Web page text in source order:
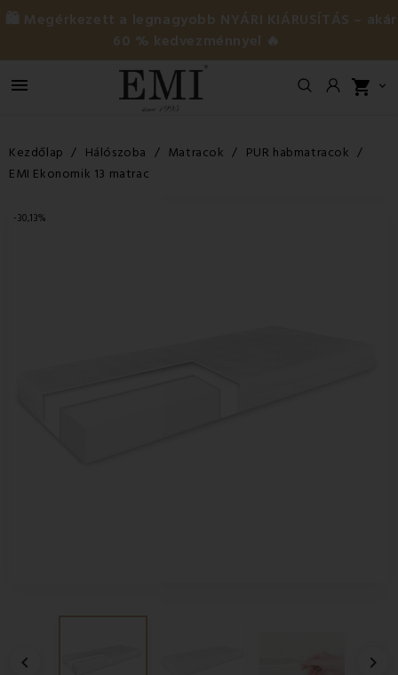
🛍️ Megérkezett a legnagyobb NYÁRI KIÁRUSÍTÁS – akár
60 % kedvezménnyel 🔥
 shopping_cart 
Kezdőlap Hálószoba Matracok
PUR habmatracok
EMI Ekonomik 13 matrac
-30,13%
 